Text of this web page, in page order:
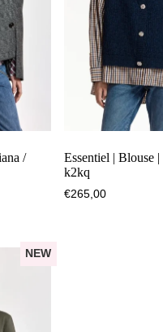
/
Essentiel | Blouse
k2kq
€265,00
NEW